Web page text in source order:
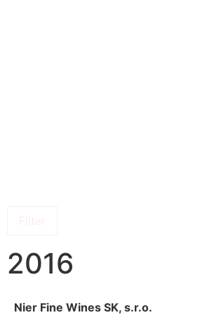
2016
Nier Fine Wines SK, s.r.o.